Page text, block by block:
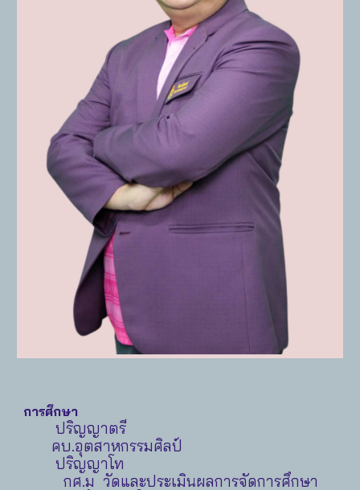
การศึกษา
ปริญญาตรี
คบ.อุตสาหกรรมศิลป์
ปริญญาโท
กศ.ม วัดและประเมินผลการจัดการศึกษา